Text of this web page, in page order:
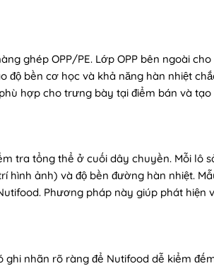
ghép OPP/PE. Lớp OPP bên ngoài cho
độ bền cơ học và khả năng hàn nhiệt
hợp cho trưng bày tại điểm bán và tạo
tra tổng thể ở cuối dây chuyền. Mỗi lô
hình ảnh) và độ bền đường hàn nhiệt.
Phương pháp này giúp phát hiện
ghi nhãn rõ ràng để Nutifood dễ kiểm